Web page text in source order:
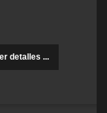
detalles ...